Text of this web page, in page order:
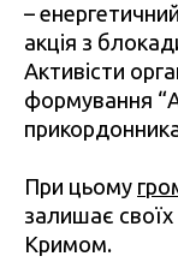
–
акція з
Активісти
формування
При цьому
залишає своїх
Кримом.